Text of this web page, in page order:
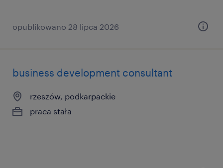
opublikowano 28 lipca 2026
business development consultant
rzeszów, podkarpackie
praca stała